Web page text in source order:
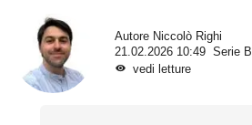
Autore Niccolò Righi
21.02.2026 10:49
Serie B
vedi letture